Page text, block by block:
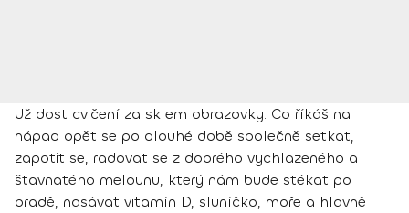
Už dost cvičení za sklem obrazovky. Co říkáš na
nápad opět se po dlouhé době společně setkat,
zapotit se, radovat se z dobrého vychlazeného a
šťavnatého melounu, který nám bude stékat po
bradě, nasávat vitamín D, sluníčko, moře a hlavně